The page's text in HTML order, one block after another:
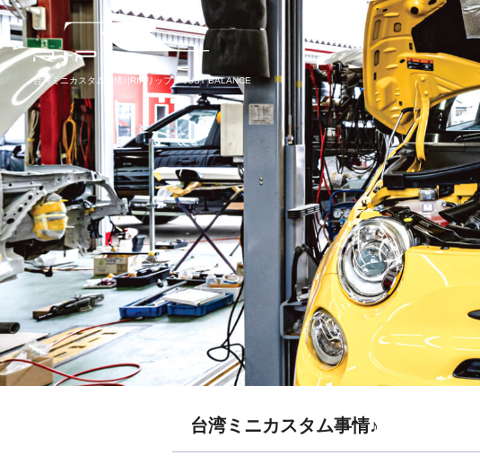
台湾ミニカスタム事情♪|RIPリップ – JUST BALANCE
台湾ミニカスタム事情♪